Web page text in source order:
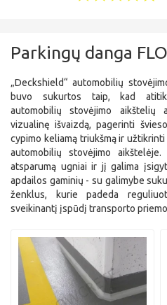
Parkingų danga
„Deckshield“ automobilių
buvo sukurtos taip, kad
automobilių stovėjimo aikštelių
vizualinę išvaizdą, pagerinti
cypimo keliamą triukšmą ir
automobilių stovėjimo
atsparumą ugniai ir jį galima
apdailos gaminių - su galimybe
ženklus, kurie padeda
sveikinantį įspūdį transporto